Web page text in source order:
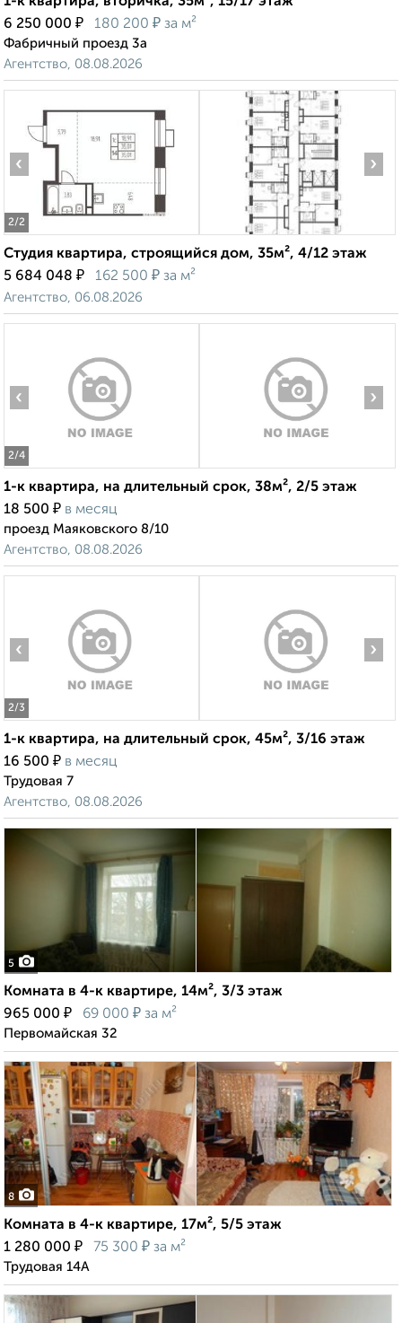
6 250 000 ₽ 180 200 ₽ за м²
Фабричный проезд 3а
Агентство, 08.08.2026
2/2
‹ ›
Студия квартира, строящийся дом, 35м², 4/12 этаж
5 684 048 ₽ 162 500 ₽ за м²
Агентство, 06.08.2026
2/4
‹ ›
1-к квартира, на длительный срок, 38м², 2/5 этаж
18 500 ₽ в месяц
проезд Маяковского 8/10
Агентство, 08.08.2026
2/3
‹ ›
1-к квартира, на длительный срок, 45м², 3/16 этаж
16 500 ₽ в месяц
Трудовая 7
Агентство, 08.08.2026
5
Комната в 4-к квартире, 14м², 3/3 этаж
965 000 ₽ 69 000 ₽ за м²
Первомайская 32
8
Комната в 4-к квартире, 17м², 5/5 этаж
1 280 000 ₽ 75 300 ₽ за м²
Трудовая 14А